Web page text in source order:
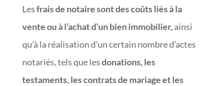
Lesfrais de notaire sont des coûts liés à la
vente ou à l’achat d’un bien immobilier,ainsi
qu’à la réalisation d’un certain nombre d’actes
notariés, tels que lesdonations, les
testaments, les contrats de mariage et les